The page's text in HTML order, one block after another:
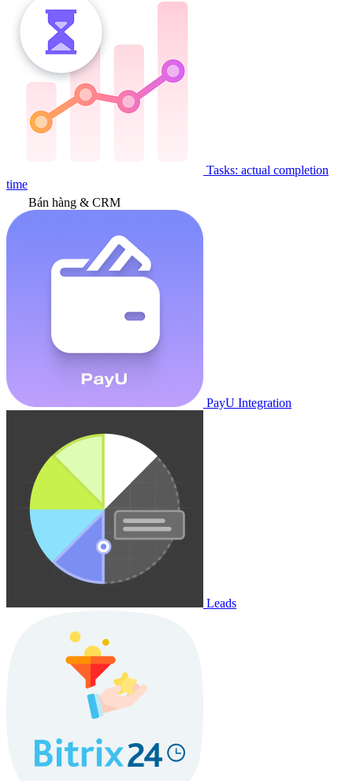
Tasks: actual completion
time
Bán hàng & CRM
PayU Integration
Leads